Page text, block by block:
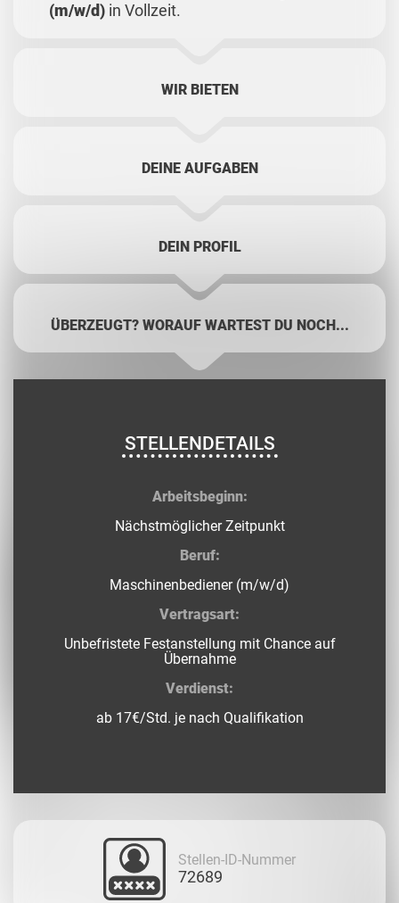
(m/w/d) in Vollzeit.
WIR BIETEN
DEINE AUFGABEN
DEIN PROFIL
ÜBERZEUGT? WORAUF WARTEST DU NOCH...
STELLENDETAILS
Arbeitsbeginn:
Nächstmöglicher Zeitpunkt
Beruf:
Maschinenbediener (m/w/d)
Vertragsart:
Unbefristete Festanstellung mit Chance auf
Übernahme
Verdienst:
ab 17€/Std. je nach Qualifikation
Stellen-ID-Nummer
72689